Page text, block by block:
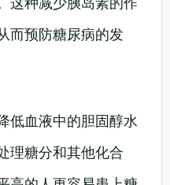
而预防糖尿病的发
低血液中的胆固醇水
理糖分和其他化合